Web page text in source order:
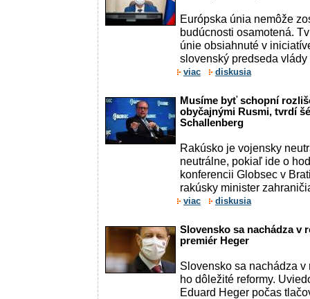
Európska únia nemôže
budúcnosti osamotená.
únie obsiahnuté v
slovenský predseda vlády
viac diskusia
Musíme byť schopní
obyčajnými Rusmi, tvrdí
Schallenberg
Rakúsko je vojensky
neutrálne, pokiaľ ide o
konferencii Globsec v
rakúsky minister
viac diskusia
Slovensko sa nachádza v
premiér Heger
Slovensko sa nachádza
ho dôležité reformy.
Eduard Heger počas